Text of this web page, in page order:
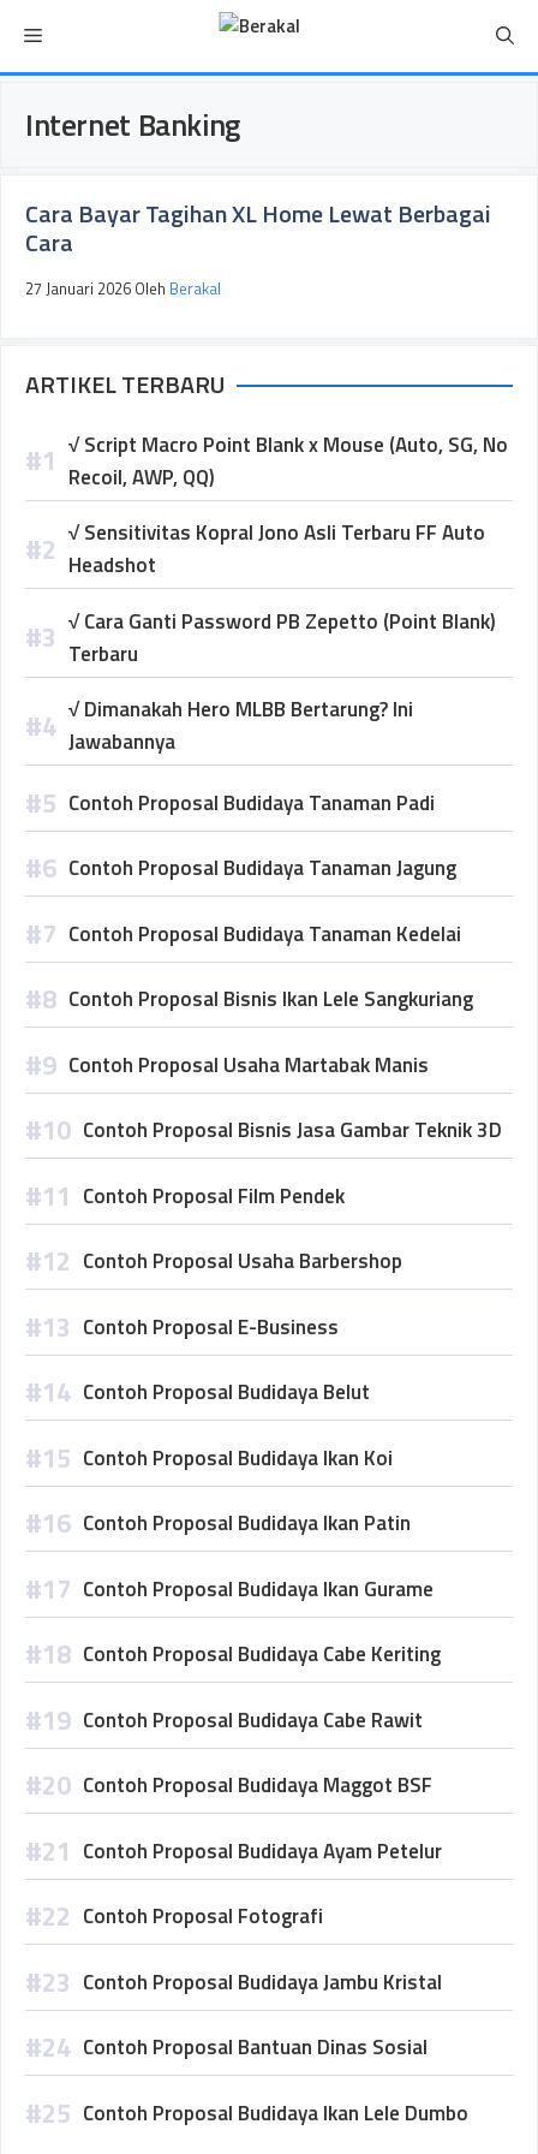
isi
Menu
Internet Banking
Cara Bayar Tagihan XL Home Lewat Berbagai
Cara
27 Januari 2026 Oleh Berakal
ARTIKEL TERBARU
√ Script Macro Point Blank x Mouse (Auto, SG, No
Recoil, AWP, QQ)
√ Sensitivitas Kopral Jono Asli Terbaru FF Auto
Headshot
√ Cara Ganti Password PB Zepetto (Point Blank)
Terbaru
√ Dimanakah Hero MLBB Bertarung? Ini
Jawabannya
Contoh Proposal Budidaya Tanaman Padi
Contoh Proposal Budidaya Tanaman Jagung
Contoh Proposal Budidaya Tanaman Kedelai
Contoh Proposal Bisnis Ikan Lele Sangkuriang
Contoh Proposal Usaha Martabak Manis
Contoh Proposal Bisnis Jasa Gambar Teknik 3D
Contoh Proposal Film Pendek
Contoh Proposal Usaha Barbershop
Contoh Proposal E-Business
Contoh Proposal Budidaya Belut
Contoh Proposal Budidaya Ikan Koi
Contoh Proposal Budidaya Ikan Patin
Contoh Proposal Budidaya Ikan Gurame
Contoh Proposal Budidaya Cabe Keriting
Contoh Proposal Budidaya Cabe Rawit
Contoh Proposal Budidaya Maggot BSF
Contoh Proposal Budidaya Ayam Petelur
Contoh Proposal Fotografi
Contoh Proposal Budidaya Jambu Kristal
Contoh Proposal Bantuan Dinas Sosial
Contoh Proposal Budidaya Ikan Lele Dumbo